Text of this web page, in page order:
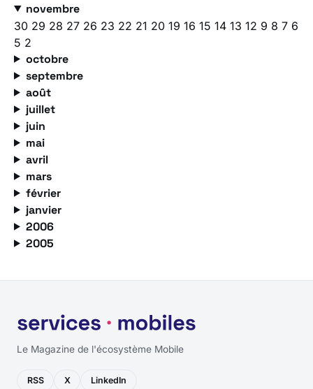
novembre
30 29 28 27 26 23 22 21 20 19 16 15 14 13 12 9 8 7 6
5 2
octobre
septembre
août
juillet
juin
mai
avril
mars
février
janvier
2006
2005
Le Magazine de l'écosystème Mobile
RSS X LinkedIn